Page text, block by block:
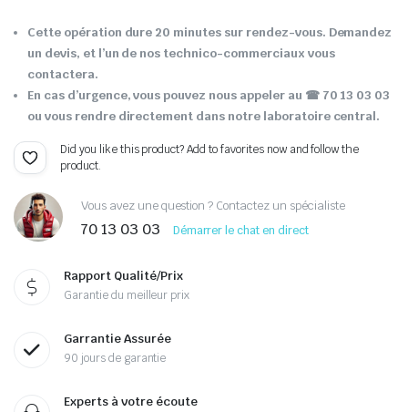
Cette opération dure 20 minutes sur rendez-vous. Demandez
un devis, et l’un de nos technico-commerciaux vous
contactera.
En cas d’urgence, vous pouvez nous appeler au ☎ 70 13 03 03
ou vous rendre directement dans notre laboratoire central.
Did you like this product? Add to favorites now and follow the
product.
Vous avez une question ? Contactez un spécialiste
70 13 03 03 Démarrer le chat en direct
Rapport Qualité/Prix
Garantie du meilleur prix
Garrantie Assurée
90 jours de garantie
Experts à votre écoute